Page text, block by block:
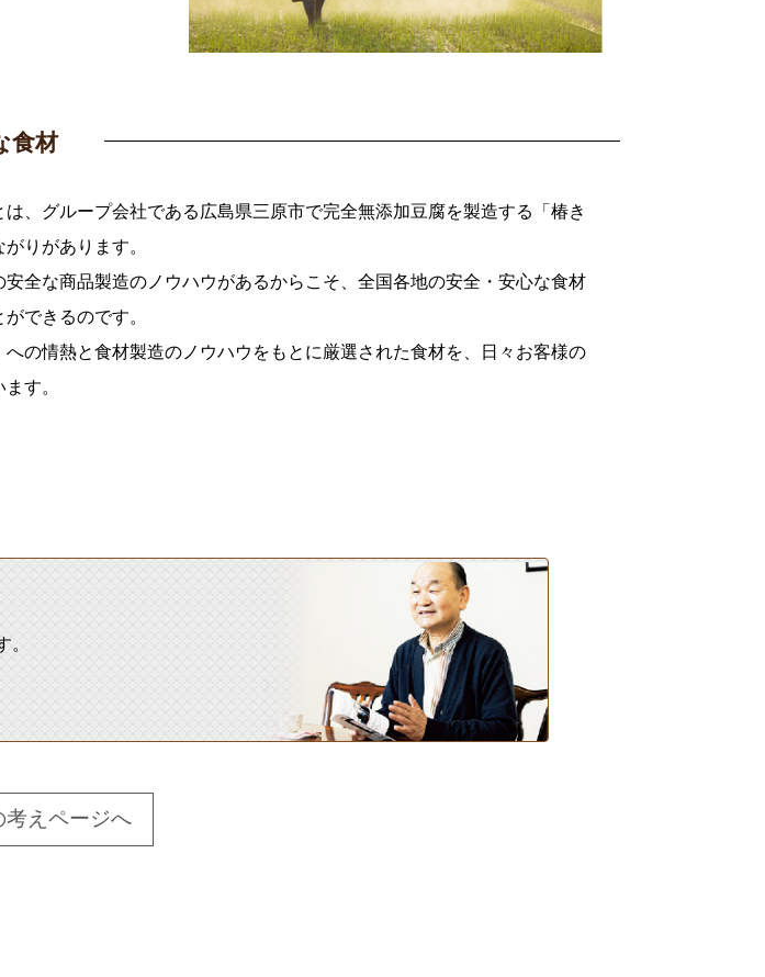
食材
は、グループ会社である広島県三原市で完全無添加豆腐を製造する「椿き
りがあります。
安全な商品製造のノウハウがあるからこそ、全国各地の安全・安心な食材
できるのです。
への情熱と食材製造のノウハウをもとに厳選された食材を、日々お客様の
す。
。
考えページへ